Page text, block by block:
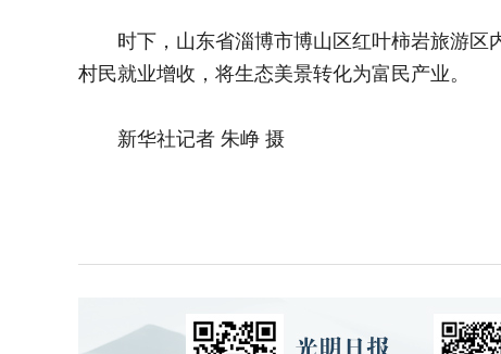
时下，山东省淄博市博山区红叶柿岩旅游区
村民就业增收，将生态美景转化为富民产业。
新华社记者 朱峥 摄